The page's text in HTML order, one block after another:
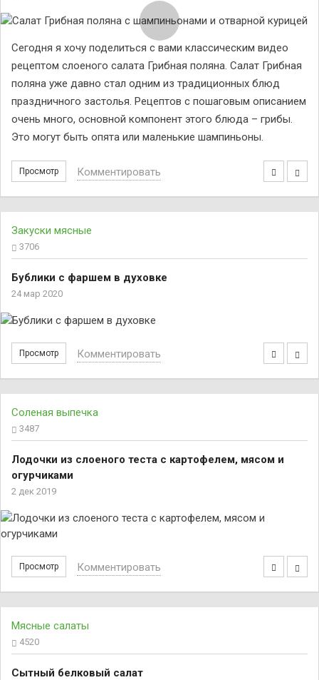
Сегодня я хочу поделиться с вами классическим видео
рецептом слоеного салата Грибная поляна. Салат Грибная
поляна уже давно стал одним из традиционных блюд
праздничного застолья. Рецептов с пошаговым описанием
очень много, основной компонент этого блюда – грибы.
Это могут быть опята или маленькие шампиньоны.
Просмотр Комментировать
Закуски мясные
3706
Бублики с фаршем в духовке
24 мар 2020
Просмотр Комментировать
Соленая выпечка
3487
Лодочки из слоеного теста с картофелем, мясом и
огурчиками
2 дек 2019
Просмотр Комментировать
Мясные салаты
4520
Сытный белковый салат